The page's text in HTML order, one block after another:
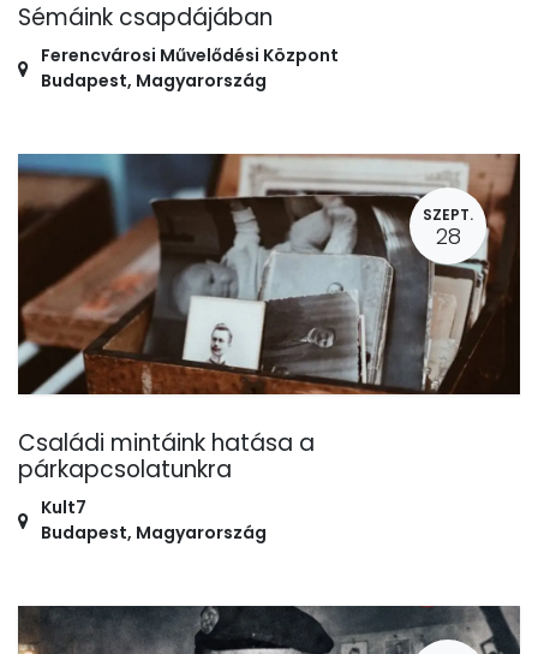
Sémáink csapdájában
Ferencvárosi Művelődési Központ
Budapest, Magyarország
SZEPT.
28
Családi mintáink hatása a
párkapcsolatunkra
Kult7
Budapest, Magyarország